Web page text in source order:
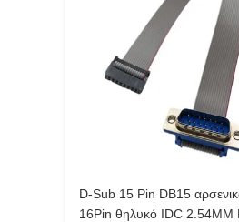
D-Sub 15 Pin DB15
16Pin θηλυκό IDC 2.54MM